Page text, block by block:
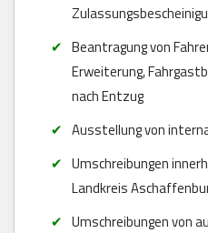
Beantragung von
Erweiterung,
nach Entzug
Ausstellung von
Umschreibungen
Landkreis
Umschreibungen von